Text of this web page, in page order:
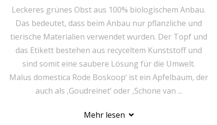
Leckeres grünes Obst aus 100% biologischem Anbau.
Das bedeutet, dass beim Anbau nur pflanzliche und
tierische Materialien verwendet wurden. Der Topf und
das Etikett bestehen aus recyceltem Kunststoff und
sind somit eine saubere Lösung für die Umwelt.
Malus domestica Rode Boskoop‘ ist ein Apfelbaum, der
auch als ‚Goudreinet‘ oder ‚Schone van ...
Mehr lesen